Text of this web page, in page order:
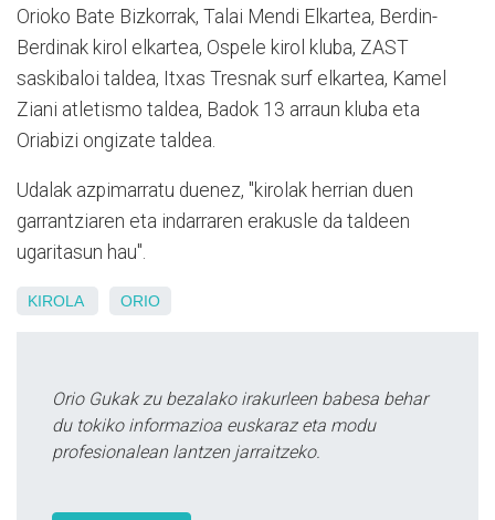
Orioko Bate Bizkorrak, Talai Mendi Elkartea, Berdin-
Berdinak kirol elkartea, Ospele kirol kluba, ZAST
saskibaloi taldea, Itxas Tresnak surf elkartea, Kamel
Ziani atletismo taldea, Badok 13 arraun kluba eta
Oriabizi ongizate taldea.
Udalak azpimarratu duenez, "kirolak herrian duen
garrantziaren eta indarraren erakusle da taldeen
ugaritasun hau".
KIROLA ORIO
Orio Gukak zu bezalako irakurleen babesa behar
du tokiko informazioa euskaraz eta modu
profesionalean lantzen jarraitzeko.